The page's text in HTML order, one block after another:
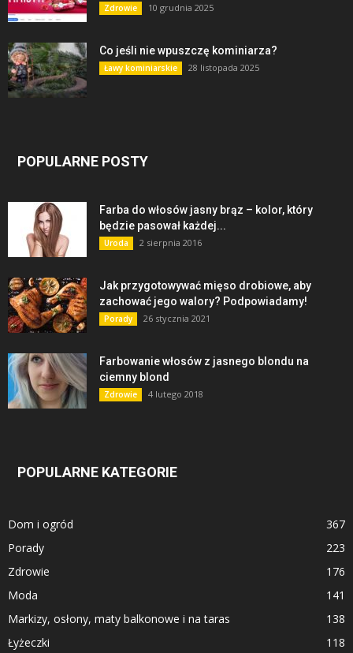
Zdrowie 10 grudnia 2025
Co jeśli nie wpuszczę kominiarza?
Ławy kominiarskie 28 listopada 2025
POPULARNE POSTY
Farba do włosów jasny brąz – kolor, który
będzie pasował każdej...
Uroda 2 sierpnia 2016
Jak przygotowywać mięso drobiowe, aby
zachować jego walory? Podpowiadamy!
Porady 26 stycznia 2021
Farbowanie włosów z jasnego blondu na
ciemny blond
Zdrowie 4 lutego 2018
POPULARNE KATEGORIE
Dom i ogród
367
Porady
223
Zdrowie
176
Moda
141
Markizy, osłony, maty balkonowe i na taras
138
Łyżeczki
118